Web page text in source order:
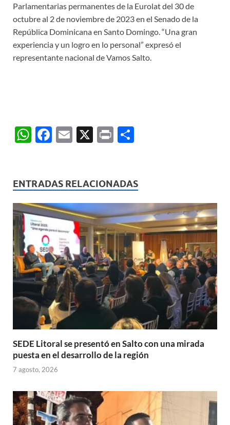
Parlamentarias permanentes de la Eurolat del 30 de
octubre al 2 de noviembre de 2023 en el Senado de la
República Dominicana en Santo Domingo. “Una gran
experiencia y un logro en lo personal” expresó el
representante nacional de Vamos Salto.
W
s
A
p
p
F
b
o
o
k
E
X
P
p
ar
ti
r
ENTRADAS RELACIONADAS
SEDE Litoral se presentó en Salto con una mirada
puesta en el desarrollo de la región
7 agosto, 2026